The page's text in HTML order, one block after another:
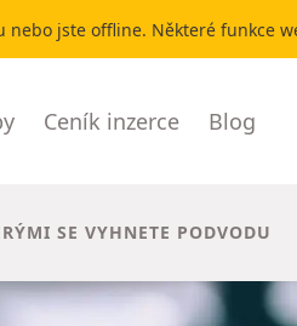
nebo jste offline. Některé funkce
Ceník inzerce Blog
SE VYHNETE PODVODU